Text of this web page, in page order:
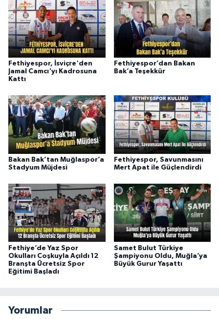
Fethiyespor, İsviçre'den
Jamal Camcı'yı Kadrosuna
Kattı
Fethiyespor’dan Bakan
Bak’a Teşekkür
Bakan Bak’tan Muğlaspor’a
Stadyum Müjdesi
Fethiyespor, Savunmasını
Mert Apat ile Güçlendirdi
Fethiye’de Yaz Spor
Okulları Coşkuyla Açıldı 12
Branşta Ücretsiz Spor
Eğitimi Başladı
Samet Bulut Türkiye
Şampiyonu Oldu, Muğla’ya
Büyük Gurur Yaşattı
Yorumlar